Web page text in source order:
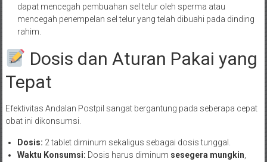
dapat mencegah pembuahan sel telur oleh sperma atau
mencegah penempelan sel telur yang telah dibuahi pada dinding
rahim.
Dosis dan Aturan Pakai yang
Tepat
Efektivitas Andalan Postpil sangat bergantung pada seberapa cepat
obat ini dikonsumsi.
Dosis: 2 tablet diminum sekaligus sebagai dosis tunggal.
Waktu Konsumsi: Dosis harus diminum sesegera mungkin,